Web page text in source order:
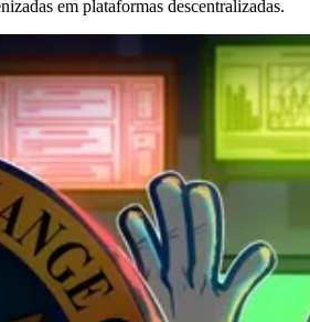
em plataformas descentralizadas.